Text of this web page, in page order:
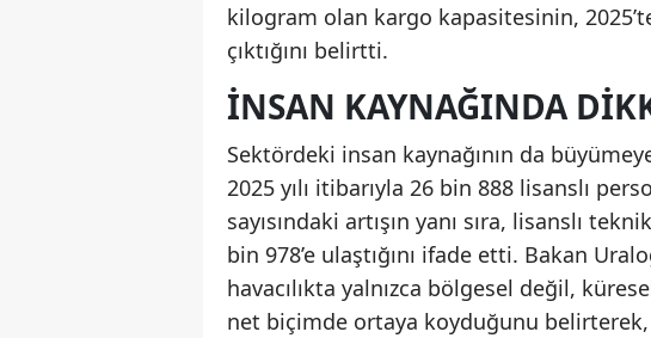
kilogram olan kargo kapasitesinin,
çıktığını belirtti.
İNSAN KAYNAĞINDA
Sektördeki insan kaynağının da
2025 yılı itibarıyla 26 bin 888 lisanslı
sayısındaki artışın yanı sıra, lisanslı
bin 978’e ulaştığını ifade etti. Bakan
havacılıkta yalnızca bölgesel değil,
net biçimde ortaya koyduğunu